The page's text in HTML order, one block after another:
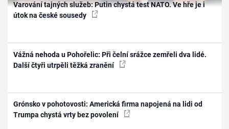
Varování tajných služeb: Putin chystá test NATO. Ve hře je i
útok na české sousedy
Vážná nehoda u Pohořelic: Při čelní srážce zemřeli dva lidé.
Další čtyři utrpěli těžká zranění
Grónsko v pohotovosti: Americká firma napojená na lidi od
Trumpa chystá vrty bez povolení